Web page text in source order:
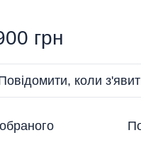
грн
коли